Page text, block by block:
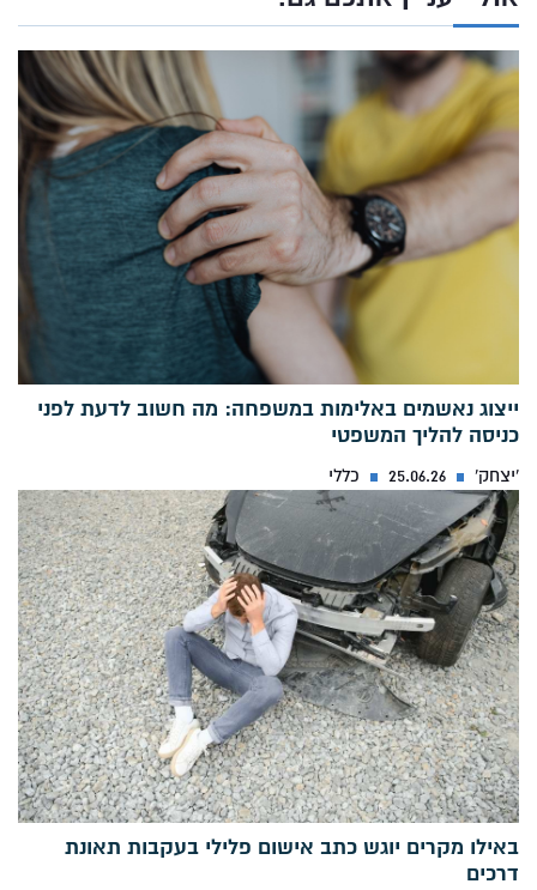
ייצוג נאשמים באלימות במשפחה: מה חשוב לדעת לפני
כניסה להליך המשפטי
'יצחק' כללי
באילו מקרים יוגש כתב אישום פלילי בעקבות תאונת
דרכים